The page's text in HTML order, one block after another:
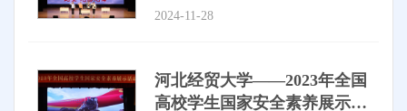
动
2024-11-28
河北经贸大学——2023年全国
高校学生国家安全素养展示活